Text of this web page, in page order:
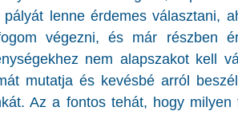
lenne érdemes választani,
végezni, és már részben
nem alapszakot kell
mutatja és kevésbé arról
Az a fontos tehát, hogy milyen